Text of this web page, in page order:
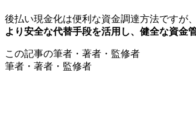
後払い現金化は便利な資金調達方法ですが
より安全な代替手段を活用し、健全な資金
この記事の筆者・著者・監修者
筆者・著者・監修者